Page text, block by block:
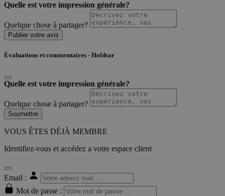
Quelle est votre impression générale?
Quelque chose à partager?
Publier votre avis
Évaluations et commentaires - Holdsar
Quelle est votre impression générale?
Quelque chose à partager?
Soumettre
VOUS ÊTES DÉJÀ MEMBRE
Identifiez-vous et accédez a votre espace client
Email :
Mot de passe :